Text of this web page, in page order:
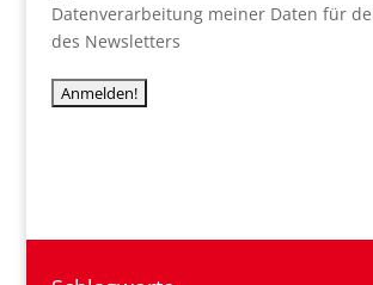
Datenverarbeitung meiner Daten für
des Newsletters